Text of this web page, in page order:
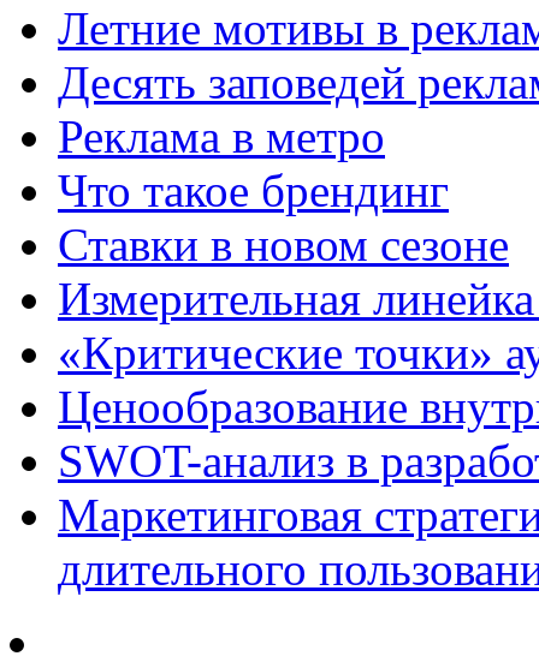
Летние мотивы в
Десять заповедей
Реклама в метро
Что такое брендинг
Ставки в новом сезоне
Измерительная
«Критические точки»
Ценообразование
SWOT-анализ в
Маркетинговая
длительного